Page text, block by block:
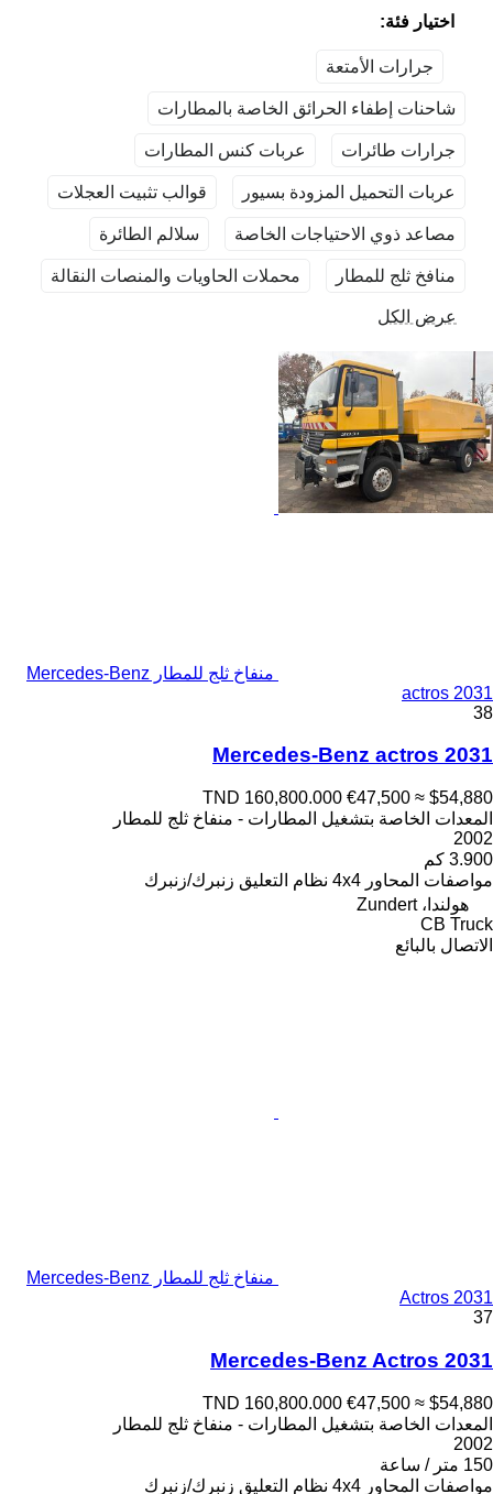
اختيار فئة:
جرارات الأمتعة
شاحنات إطفاء الحرائق الخاصة بالمطارات
جرارات طائرات عربات كنس المطارات
عربات التحميل المزودة بسيور قوالب تثبيت العجلات
مصاعد ذوي الاحتياجات الخاصة سلالم الطائرة
منافخ ثلج للمطار محملات الحاويات والمنصات النقالة
عرض الكل
منفاخ ثلج للمطار Mercedes-Benz
actros 2031
38
Mercedes-Benz actros 2031
TND 160,800.000 €47,500 ≈ $54,880
المعدات الخاصة بتشغيل المطارات - منفاخ ثلج للمطار
2002
3.900 كم
مواصفات المحاور 4x4 نظام التعليق زنبرك/زنبرك
هولندا، Zundert
CB Truck
الاتصال بالبائع
منفاخ ثلج للمطار Mercedes-Benz
Actros 2031
37
Mercedes-Benz Actros 2031
TND 160,800.000 €47,500 ≈ $54,880
المعدات الخاصة بتشغيل المطارات - منفاخ ثلج للمطار
2002
150 متر / ساعة
مواصفات المحاور 4x4 نظام التعليق زنبرك/زنبرك